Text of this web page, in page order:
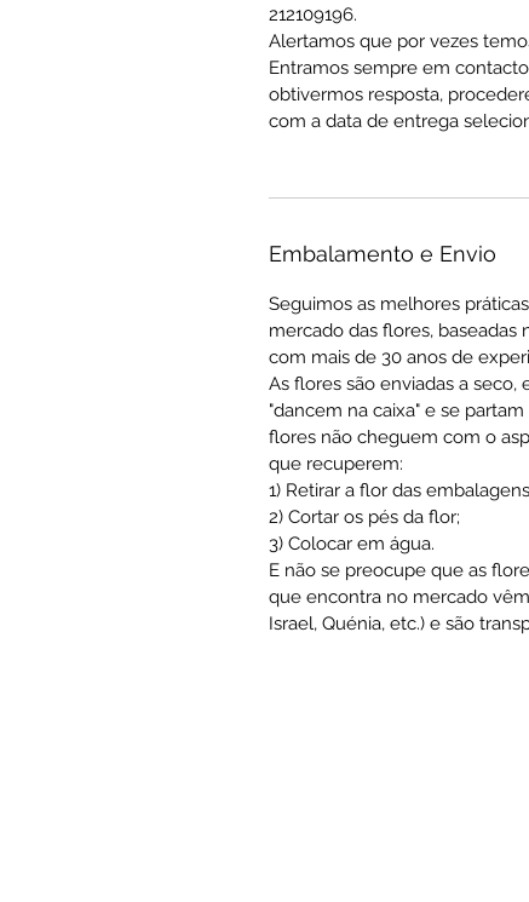
212109196.
Alertamos que por vezes
Entramos sempre em
obtivermos resposta,
com a data de entrega
Embalamento e Envio
Seguimos as melhores
mercado das flores, baseadas
com mais de 30 anos de
As flores são enviadas a seco,
"dancem na caixa" e se
flores não cheguem com o
que recuperem:
1) Retirar a flor das
2) Cortar os pés da flor;
3) Colocar em água.
E não se preocupe que as
que encontra no mercado
Israel, Quénia, etc.) e são